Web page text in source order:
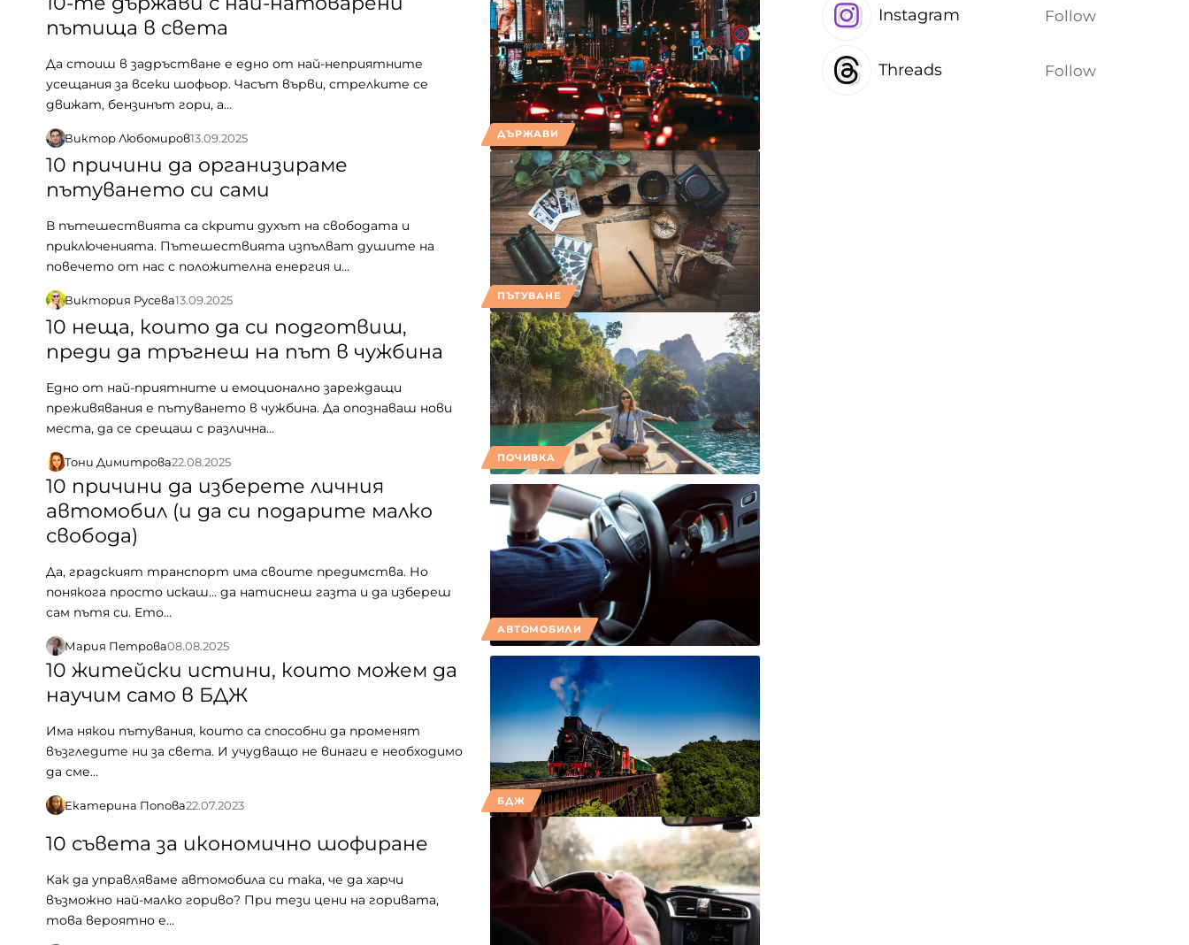
ДЪРЖАВИ
пътища в света
Да стоиш в задръстване е едно от най-неприятните
усещания за всеки шофьор. Часът върви, стрелките се
движат, бензинът гори, а…
Виктор Любомиров13.09.2025
ПЪТУВАНЕ
10 причини да организираме
пътуването си сами
В пътешествията са скрити духът на свободата и
приключенията. Пътешествията изпълват душите на
повечето от нас с положителна енергия и…
Виктория Русева13.09.2025
ПОЧИВКА
10 неща, които да си подготвиш,
преди да тръгнеш на път в чужбина
Едно от най-приятните и емоционално зареждащи
преживявания е пътуването в чужбина. Да опознаваш нови
места, да се срещаш с различна…
Тони Димитрова22.08.2025
АВТОМОБИЛИ
10 причини да изберете личния
автомобил (и да си подарите малко
свобода)
Да, градският транспорт има своите предимства. Но
понякога просто искаш… да натиснеш газта и да избереш
сам пътя си. Ето…
Мария Петрова08.08.2025
БДЖ
10 житейски истини, които можем да
научим само в БДЖ
Има някои пътувания, които са способни да променят
възгледите ни за света. И учудващо не винаги е необходимо
да сме…
Екатерина Попова22.07.2023
10 съвета за икономично шофиране
Как да управляваме автомобила си така, че да харчи
възможно най-малко гориво? При тези цени на горивата,
това вероятно е…
Instagram Follow
Threads Follow